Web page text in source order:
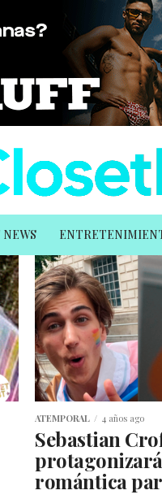
ATEMPORAL 4 años ago
Sebastian
romántica